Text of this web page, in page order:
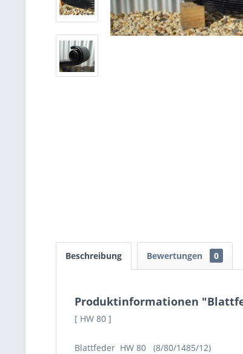
Beschreibung Bewertungen 0
Produktinformationen
[ HW 80 ]
Blattfeder HW 80 (8/80/1485/12)